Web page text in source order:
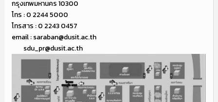
กรุงเทพมหานคร 10300
โทร : 0 2244 5000
โทรสาร : 0 2243 0457
email : saraban@dusit.ac.th
sdu_pr@dusit.ac.th